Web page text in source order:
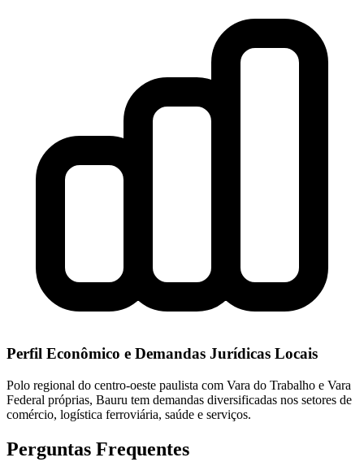
Perfil Econômico e Demandas Jurídicas Locais
Polo regional do centro-oeste paulista com Vara do Trabalho e Vara
Federal próprias, Bauru tem demandas diversificadas nos setores de
comércio, logística ferroviária, saúde e serviços.
Perguntas Frequentes